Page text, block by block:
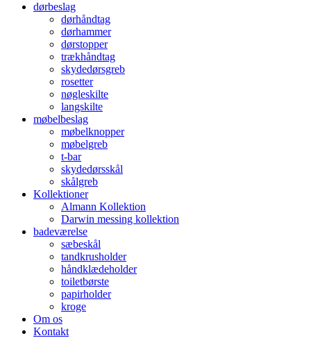
dørbeslag
dørhåndtag
dørhammer
dørstopper
trækhåndtag
skydedørsgreb
rosetter
nøgleskilte
langskilte
møbelbeslag
møbelknopper
møbelgreb
t-bar
skydedørsskål
skålgreb
Kollektioner
Almann Kollektion
Darwin messing kollektion
badeværelse
sæbeskål
tandkrusholder
håndklædeholder
toiletbørste
papirholder
kroge
Om os
Kontakt